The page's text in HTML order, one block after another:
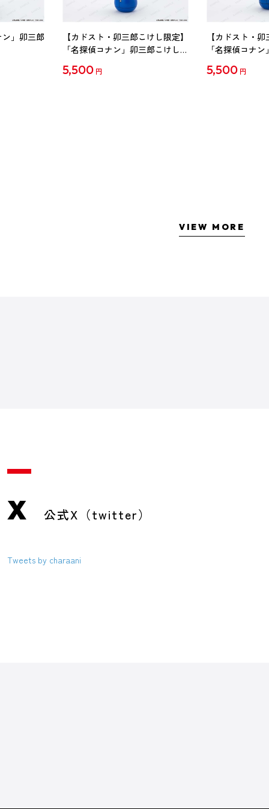
」卯三郎
【カドスト・卯三郎こけし限定】
「名探偵コナン」卯三郎こけし
5,500 円
【カドスト・
「名探偵コナ
5,500 円
VIEW MORE
X 公式X（twitter）
Tweets by charaani